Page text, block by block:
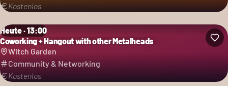
Kostenlos
Heute · 13:00
Coworking + Hangout with other Metalheads
Witch Garden
Community & Networking
Kostenlos